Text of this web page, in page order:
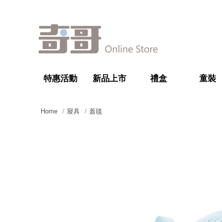
特惠活動 新品上市 禮盒 童裝
Home 寢具 蓋毯